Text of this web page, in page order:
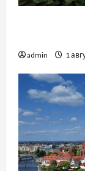
admin 1